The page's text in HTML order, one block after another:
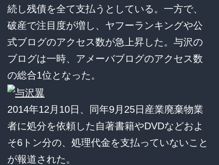
続し残債を全て支払うとしている。一方で、
破産で注目度が増し、ヤフーランキングや公
式ブログのアクセス数が急上昇した。与沢の
ブログは一時、アメーバブログのアクセス数
の総合1位となった。
2014年12月10日、同年9月25日産業廃棄物業
者に処分を依頼した自著書籍やDVDなどおよ
そ6トン分の、処理代金を支払っていないこと
が報道された。